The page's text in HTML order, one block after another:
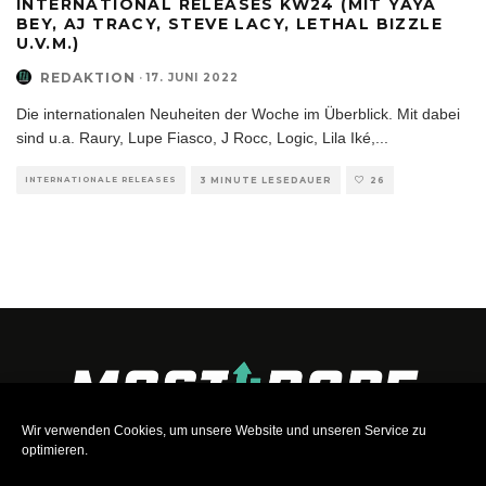
Wir verwenden Cookies, um unsere Website und unseren Service zu
optimieren.
INTERNATIONAL RELEASES KW24 (MIT YAYA
BEY, AJ TRACY, STEVE LACY, LETHAL BIZZLE
U.V.M.)
REDAKTION · 17. JUNI 2022
Die internationalen Neuheiten der Woche im Überblick. Mit dabei
sind u.a. Raury, Lupe Fiasco, J Rocc, Logic, Lila Iké,
INTERNATIONALE RELEASES 3 MINUTE LESEDAUER 26